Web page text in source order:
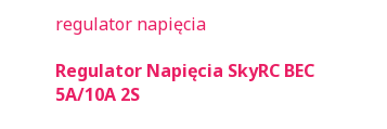
regulator napięcia
Regulator Napięcia SkyRC BEC
5A/10A 2S